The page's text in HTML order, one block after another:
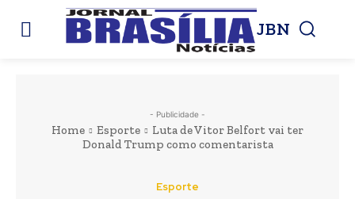
JBN
- Publicidade -
Home Esporte
Luta de Vitor Belfort vai ter
Donald Trump como comentarista
Esporte